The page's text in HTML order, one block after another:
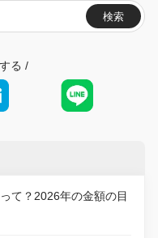
検索
る /
て？2026年の金額の目